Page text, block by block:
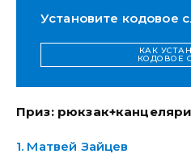
Установите кодовое
КАК
КОДОВОЕ
Приз:
1. Матвей Зайцев